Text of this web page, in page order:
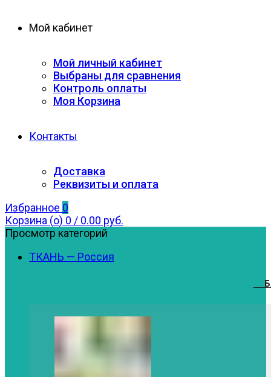
Мой кабинет
Мой личный кабинет
Выбраны для сравнения
Контроль оплаты
Моя Корзина
Контакты
Доставка
Реквизиты и оплата
Избранное 0
Корзина (o) 0 / 0.00 руб.
Просмотр категорий
ТКАНЬ — Россия